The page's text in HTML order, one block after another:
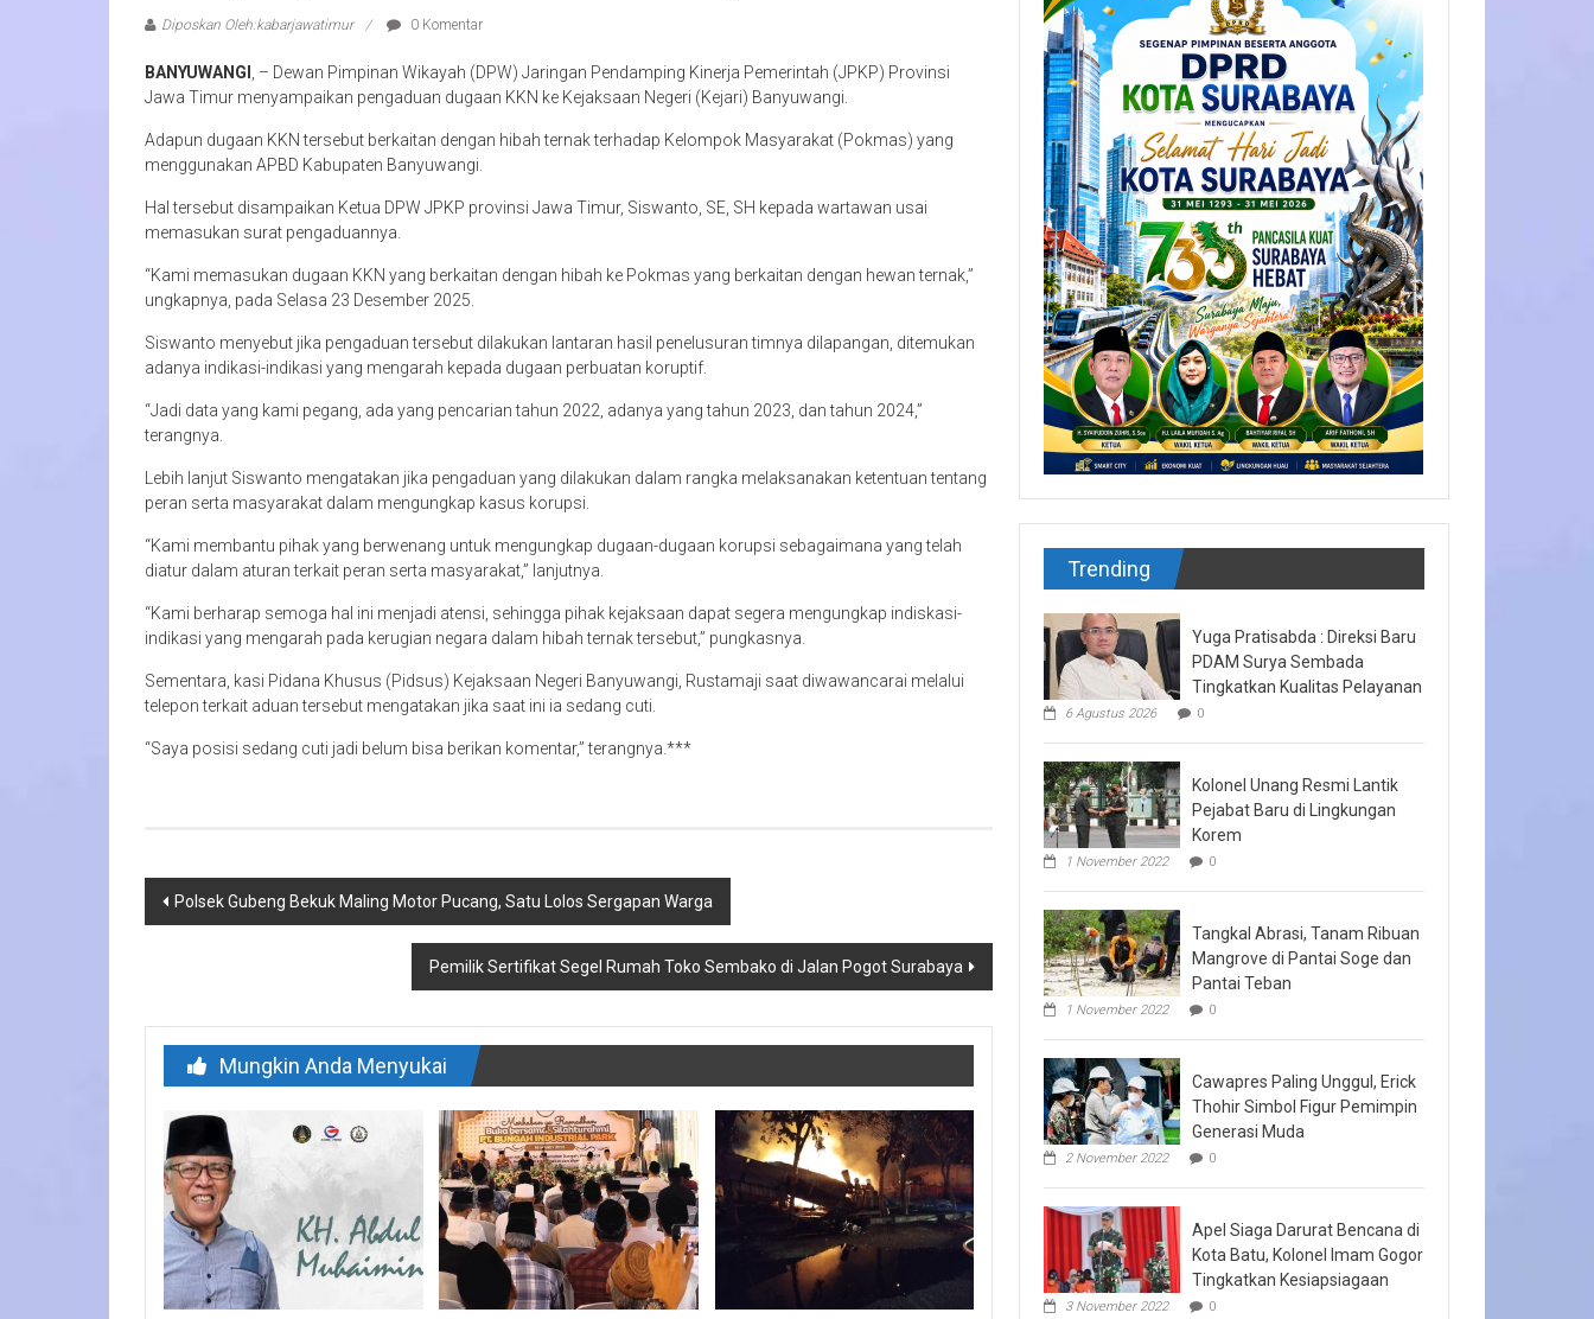
Diposkan Oleh:kabarjawatimur 0 Komentar
BANYUWANGI , – Dewan Pimpinan Wikayah (DPW) Jaringan Pendamping Kinerja Pemerintah (JPKP) Provinsi
Jawa Timur menyampaikan pengaduan dugaan KKN ke Kejaksaan Negeri (Kejari) Banyuwangi.
Adapun dugaan KKN tersebut berkaitan dengan hibah ternak terhadap Kelompok Masyarakat (Pokmas) yang
menggunakan APBD Kabupaten Banyuwangi.
Hal tersebut disampaikan Ketua DPW JPKP provinsi Jawa Timur, Siswanto, SE, SH kepada wartawan usai
memasukan surat pengaduannya.
“Kami memasukan dugaan KKN yang berkaitan dengan hibah ke Pokmas yang berkaitan dengan hewan ternak,”
ungkapnya, pada Selasa 23 Desember 2025.
Siswanto menyebut jika pengaduan tersebut dilakukan lantaran hasil penelusuran timnya dilapangan, ditemukan
adanya indikasi-indikasi yang mengarah kepada dugaan perbuatan koruptif.
“Jadi data yang kami pegang, ada yang pencarian tahun 2022, adanya yang tahun 2023, dan tahun 2024,”
terangnya.
Lebih lanjut Siswanto mengatakan jika pengaduan yang dilakukan dalam rangka melaksanakan ketentuan tentang
peran serta masyarakat dalam mengungkap kasus korupsi.
“Kami membantu pihak yang berwenang untuk mengungkap dugaan-dugaan korupsi sebagaimana yang telah
diatur dalam aturan terkait peran serta masyarakat,” lanjutnya.
“Kami berharap semoga hal ini menjadi atensi, sehingga pihak kejaksaan dapat segera mengungkap indiskasi-
indikasi yang mengarah pada kerugian negara dalam hibah ternak tersebut,” pungkasnya.
Sementara, kasi Pidana Khusus (Pidsus) Kejaksaan Negeri Banyuwangi, Rustamaji saat diwawancarai melalui
telepon terkait aduan tersebut mengatakan jika saat ini ia sedang cuti.
“Saya posisi sedang cuti jadi belum bisa berikan komentar,” terangnya.***
Navigasi
Polsek Gubeng Bekuk Maling Motor Pucang, Satu Lolos Sergapan Warga
Pemilik Sertifikat Segel Rumah Toko Sembako di Jalan Pogot Surabaya
Mungkin Anda Menyukai
Trending
Yuga Pratisabda : Direksi Baru
PDAM Surya Sembada
Tingkatkan Kualitas Pelayanan
6 Agustus 2026 0
Kolonel Unang Resmi Lantik
Pejabat Baru di Lingkungan
Korem
1 November 2022 0
Tangkal Abrasi, Tanam Ribuan
Mangrove di Pantai Soge dan
Pantai Teban
1 November 2022 0
Cawapres Paling Unggul, Erick
Thohir Simbol Figur Pemimpin
Generasi Muda
2 November 2022 0
Apel Siaga Darurat Bencana di
Kota Batu, Kolonel Imam Gogor
Tingkatkan Kesiapsiagaan
3 November 2022 0